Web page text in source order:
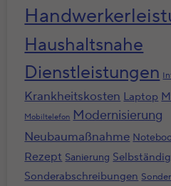
Haushaltsnahe
Dienstleistungen
Krankheitskosten Laptop
Mobiltelefon Modernisierung
Neubaumaßnahme
Rezept Sanierung
Sonderabschreibungen